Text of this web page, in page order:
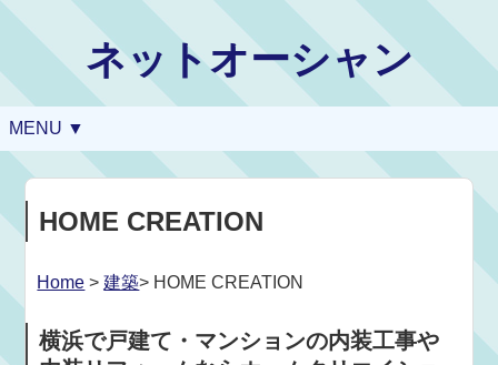
ネットオーシャン
MENU ▼
HOME CREATION
Home >建築> HOME CREATION
横浜で戸建て・マンションの内装工事や